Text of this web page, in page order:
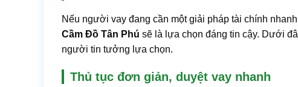
Nếu người vay đang cần một giải pháp tài chính
Cầm Đồ Tân Phú sẽ là lựa chọn đáng tin cậy. Dưới
người tin tưởng lựa chọn.
Thủ tục đơn giản, duyệt vay nhanh